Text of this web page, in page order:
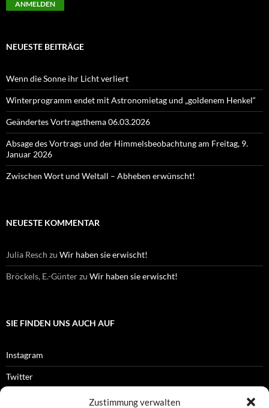
Zustimmung verwalten
NEUESTE BEITRÄGE
Wenn die Sonne ihr Licht verliert
Winterprogramm endet mit Astronomietag und „goldenem Henkel“
Geändertes Vortragsthema 06.03.2026
Absage des Vortrags und der Himmelsbeobachtung am Freitag, 9.
Januar 2026
Zwischen Wort und Weltall – Abheben erwünscht!
NEUESTE KOMMENTAR
Julia Resch zu Wir haben sie erwischt!
Bröckels, E.-Günterzu Wir haben sie erwischt!
SIE FINDEN UNS AUCH AUF
Instagram
Twitter